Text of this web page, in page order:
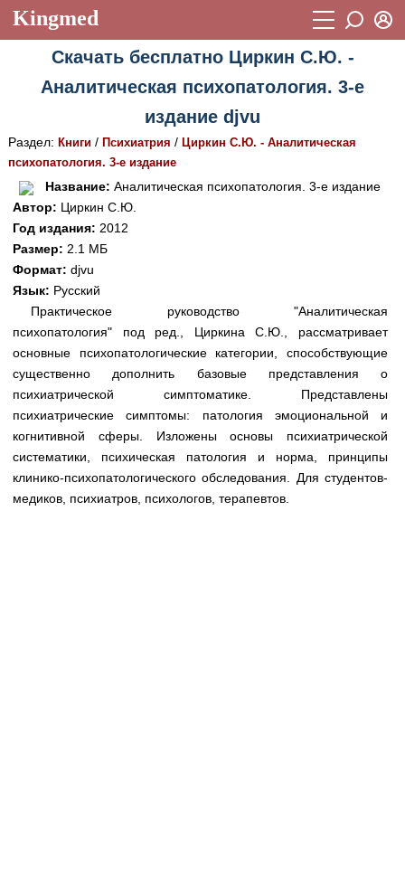
Kingmed
Учебный материал
Видеогалерея 899
Истории болезней 1268
Лекции и презентации
Аккредитационные тесты
Методические рекомендации
Научно-популярное
Новости (244)
Медицинская стандартизация
Нормативы экстренной и неотложной помощи
Нормы лабораторных и инструментальных
исследований
Восстановить пароль
Регистрация
Скачать бесплатно Циркин С.Ю. -
Аналитическая психопатология. 3-е
издание djvu
Раздел: Книги/ Психиатрия / Циркин С.Ю. - Аналитическая
психопатология. 3-е издание
Название: Аналитическая психопатология. 3-е издание
Автор: Циркин С.Ю.
Год издания: 2012
Размер: 2.1 МБ
Формат: djvu
Язык: Русский
Практическое руководство "Аналитическая
психопатология" под ред., Циркина С.Ю., рассматривает
основные психопатологические категории, способствующие
существенно дополнить базовые представления о
психиатрической симптоматике. Представлены
психиатрические симптомы: патология эмоциональной и
когнитивной сферы. Изложены основы психиатрической
систематики, психическая патология и норма, принципы
клинико-психопатологического обследования. Для студентов-
медиков, психиатров, психологов, терапевтов.